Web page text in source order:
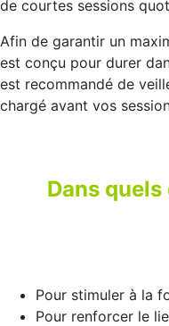
de courtes sessions
Afin de garantir un
est conçu pour durer
est recommandé de
chargé avant vos
Dans
Pour stimuler à la
Pour renforcer le